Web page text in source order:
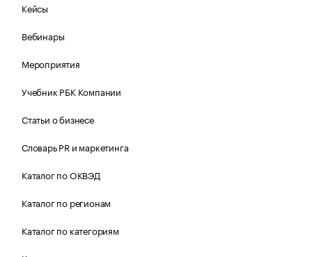
Кейсы
Вебинары
Мероприятия
Учебник РБК Компании
Статьи о бизнесе
Словарь PR и маркетинга
Каталог по ОКВЭД
Каталог по регионам
Каталог по категориям